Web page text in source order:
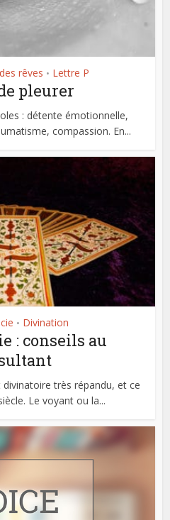
rêves • Lettre P
pleurer
: détente émotionnelle,
compassion. En...
• Divination
: conseils au
très répandu, et ce
Le voyant ou la...